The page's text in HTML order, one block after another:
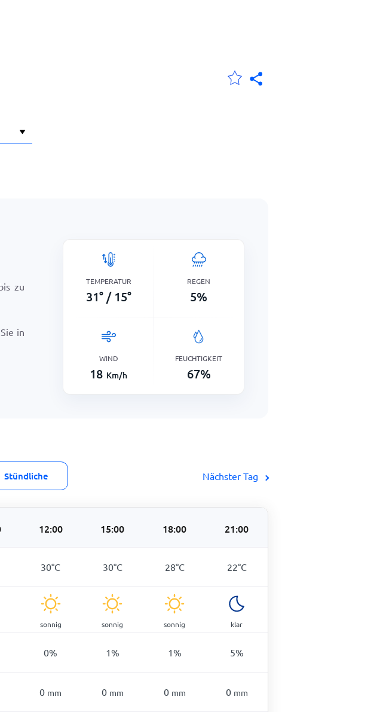
zu
in
TEMPERATUR
31° / 15°
REGEN
5%
WIND
18 Km/h
FEUCHTIGKEIT
67%
Stündliche Nächster Tag
12:00 15:00 18:00 21:00
30°C 30°C 28°C 22°C
sonnig sonnig sonnig klar
0% 1% 1% 5%
0 mm 0 mm 0 mm 0 mm